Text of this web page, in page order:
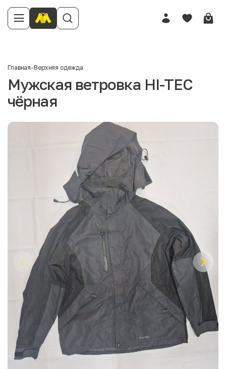
Главная-Верхняя одежда
Мужская ветровка HI-TEC
чёрная